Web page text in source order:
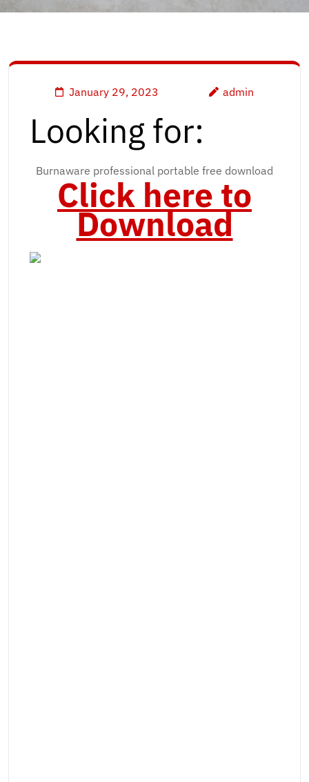
January 29, 2023 admin
Looking for:
Burnaware professional portable free download
Click here to
Download